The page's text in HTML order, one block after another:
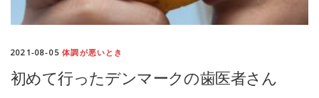
2021-08-05体調が悪いとき
初めて行ったデンマークの歯医者さん